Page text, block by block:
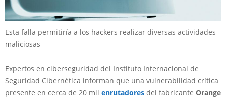
Esta falla permitiría a los hackers realizar diversas actividades
maliciosas
Expertos en ciberseguridad del Instituto Internacional de
Seguridad Cibernética informan que una vulnerabilidad crítica
presente en cerca de 20 mil enrutadores del fabricante Orange